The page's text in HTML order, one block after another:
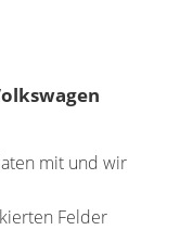
mit und wir
Felder